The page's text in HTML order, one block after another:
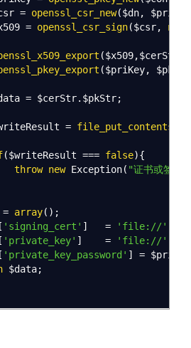
= openssl_csr_new($dn, $priKey
= openssl_csr_sign($csr, null
($x509,$cerStr
($priKey, $pkStr
= $cerStr. $pkStr;
= file_put_contents
($writeResult === false){
throw newException( "证书或签名
= array( ) ;
[ 'signing_cert' ] = 'file://'
[ 'private_key' ] = 'file://'
[ 'private_key_password' ] =
$data;